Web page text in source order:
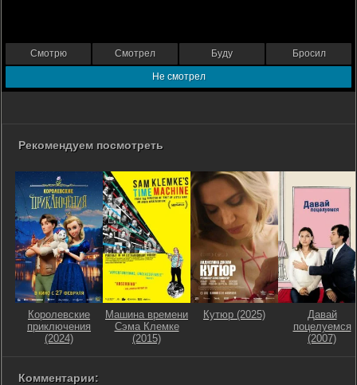
Смотрю Смотрел Буду Бросил
Не смотрел
Рекомендуем посмотреть
Королевские
приключения
(2024)
Машина времени
Сэма Клемке
(2015)
Кутюр (2025)
Давай
поцелуемся
(2007)
Комментарии: